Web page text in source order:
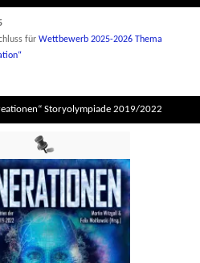
für Wettbewerb 2025-2026 Thema
Storyolympiade 2019/2022